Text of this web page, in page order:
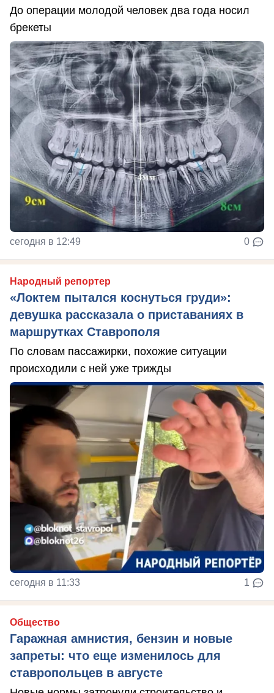
До операции молодой человек два года носил
брекеты
сегодня в 12:49 0
Народный репортер
«Локтем пытался коснуться груди»:
девушка рассказала о приставаниях в
маршрутках Ставрополя
По словам пассажирки, похожие ситуации
происходили с ней уже трижды
сегодня в 11:33 1
Общество
Гаражная амнистия, бензин и новые
запреты: что еще изменилось для
ставропольцев в августе